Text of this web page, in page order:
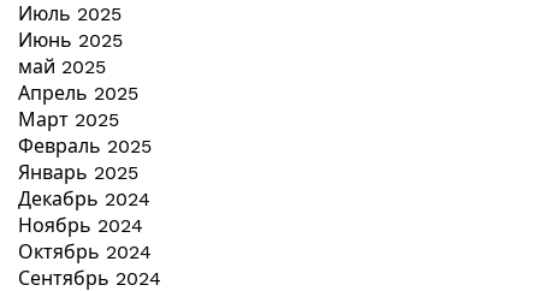
Июль 2025
Июнь 2025
май 2025
Апрель 2025
Март 2025
Февраль 2025
Январь 2025
Декабрь 2024
Ноябрь 2024
Октябрь 2024
Сентябрь 2024